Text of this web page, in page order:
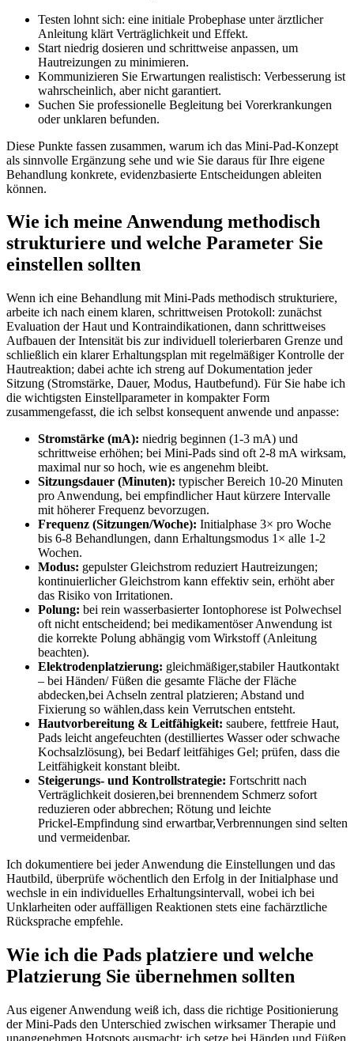
Testen ⁢lohnt sich: eine initiale Probephase unter⁣ ärztlicher ​
Anleitung klärt Verträglichkeit und Effekt.
Start niedrig dosieren und schrittweise anpassen, um
Hautreizungen zu minimieren.
Kommunizieren Sie Erwartungen realistisch: Verbesserung ⁣ist​
wahrscheinlich, ​aber nicht garantiert.
Suchen Sie⁣ professionelle Begleitung bei Vorerkrankungen
oder unklaren befunden.
Diese Punkte fassen zusammen, ​warum ⁢ich das ​Mini-Pad-Konzept
als ‍sinnvolle Ergänzung sehe ‌und wie⁢ Sie daraus für ⁢Ihre eigene
⁣Behandlung konkrete, evidenzbasierte Entscheidungen ableiten
⁣können.
Wie ich meine Anwendung methodisch
⁣strukturiere ⁣und welche⁣ Parameter Sie
einstellen sollten
Wenn ich eine Behandlung mit⁤ Mini‑Pads methodisch ⁤strukturiere,
arbeite​ ich⁣ nach einem klaren,‌ schrittweisen‌ Protokoll:⁢ zunächst
Evaluation der Haut⁢ und Kontraindikationen, dann schrittweises
Aufbauen der Intensität bis zur individuell tolerierbaren Grenze und
schließlich ein⁤ klarer Erhaltungsplan mit⁣ regelmäßiger ⁣Kontrolle der
Hautreaktion; dabei achte ich streng ​auf Dokumentation jeder‌
Sitzung (Stromstärke, Dauer, Modus, ⁢Hautbefund). Für‍ Sie habe ‍ich
‌die ⁤wichtigsten Einstellparameter ​in kompakter Form
zusammengefasst, die ich selbst konsequent anwende und anpasse:
Stromstärke⁢ (mA): niedrig beginnen (1-3 mA) und
schrittweise erhöhen; bei‌ Mini‑Pads sind oft 2-8 ‌mA wirksam,
maximal ⁢nur so hoch, wie es angenehm bleibt.
Sitzungsdauer (Minuten): typischer ‍Bereich 10-20 Minuten⁤
pro Anwendung, ‌bei⁤ empfindlicher Haut kürzere Intervalle
mit ⁤höherer‌ Frequenz bevorzugen.
Frequenz (Sitzungen/Woche): Initialphase 3× pro ​Woche
bis 6-8 Behandlungen, ‍dann Erhaltungsmodus 1× alle 1-2
Wochen.
Modus: gepulster‍ Gleichstrom reduziert Hautreizungen;
⁣kontinuierlicher Gleichstrom kann effektiv ⁤sein, erhöht aber
das ​Risiko von Irritationen.
Polung: bei rein wasserbasierter Iontophorese ist‍ Polwechsel
oft‌ nicht entscheidend;​ bei⁢ medikamentöser⁣ Anwendung ist ​
die korrekte ‍Polung abhängig vom Wirkstoff (Anleitung
beachten).
Elektrodenplatzierung: gleichmäßiger,stabiler ⁤Hautkontakt
– bei Händen/ Füßen die gesamte Fläche der Fläche
abdecken,bei⁣ Achseln zentral platzieren; Abstand und
Fixierung ⁤so⁢ wählen,dass kein Verrutschen‌ entsteht.
Hautvorbereitung & Leitfähigkeit: saubere, fettfreie ​Haut,
Pads ‍leicht angefeuchten (destilliertes Wasser oder schwache
‍Kochsalzlösung), bei Bedarf⁢ leitfähiges Gel; prüfen, ‍dass die
Leitfähigkeit konstant⁤ bleibt.
Steigerungs- und Kontrollstrategie: ‌Fortschritt⁣ nach
⁣Verträglichkeit dosieren,bei brennendem Schmerz sofort⁣
reduzieren oder ‍abbrechen; Rötung⁣ und ‌leichte
⁢Prickel‑Empfindung⁢ sind erwartbar,Verbrennungen sind selten​
und⁢ vermeidenbar.
Ich dokumentiere ⁢bei jeder Anwendung die Einstellungen und⁢ das
Hautbild, überprüfe wöchentlich den Erfolg ⁣in der Initialphase und
wechsle ‍in ein individuelles ⁤Erhaltungsintervall, wobei ich bei
Unklarheiten oder auffälligen Reaktionen stets eine ‌fachärztliche
Rücksprache empfehle.
Wie ich die ‍Pads ⁤platziere und welche
Platzierung Sie übernehmen⁢ sollten
Aus eigener Anwendung weiß ich,⁣ dass⁣ die ⁤richtige Positionierung
der Mini‑Pads ‍den Unterschied⁤ zwischen wirksamer Therapie und